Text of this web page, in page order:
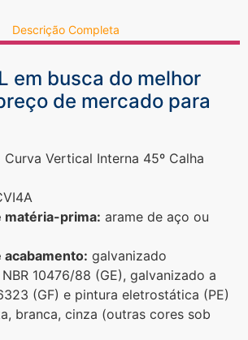
Descrição Completa
em busca do melhor
de mercado para
Curva Vertical Interna 45º Calha
matéria-prima: arame de aço ou
acabamento: galvanizado
10476/88 (GE), galvanizado a
(GF) e pintura eletrostática (PE)
branca, cinza (outras cores sob